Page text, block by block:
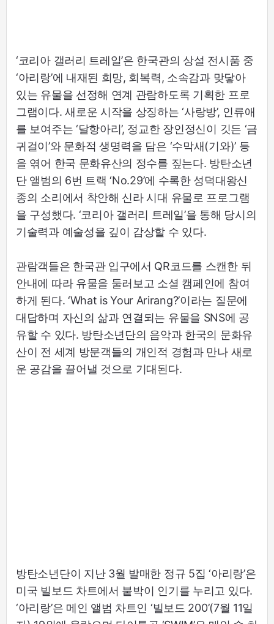
‘코리아 갤러리 트레일’은 한국관의 상설 전시품 중
‘아리랑’에 내재된 희망, 회복력, 소속감과 맞닿아
있는 유물을 선정해 연계 관람하도록 기획한 프로
그램이다. 새로운 시작을 상징하는 ‘사랑방’, 인류애
를 보여주는 ‘달항아리’, 정교한 장인정신이 깃든 ‘금
귀걸이’와 문화적 생명력을 담은 ‘수막새(기와)’ 등
을 엮어 한국 문화유산의 정수를 짚는다. 방탄소년
단 앨범의 6번 트랙 ‘No.29’에 수록한 성덕대왕신
종의 소리에서 착안해 신라 시대 유물로 프로그램
을 구성했다. ‘코리아 갤러리 트레일’을 통해 당시의
기술력과 예술성을 깊이 감상할 수 있다.
관람객들은 한국관 입구에서 QR코드를 스캔한 뒤
안내에 따라 유물을 둘러보고 소셜 캠페인에 참여
하게 된다. ‘What is Your Arirang?’이라는 질문에
대답하며 자신의 삶과 연결되는 유물을 SNS에 공
유할 수 있다. 방탄소년단의 음악과 한국의 문화유
산이 전 세계 방문객들의 개인적 경험과 만나 새로
운 공감을 끌어낼 것으로 기대된다.
방탄소년단이 지난 3월 발매한 정규 5집 ‘아리랑’은
미국 빌보드 차트에서 붙박이 인기를 누리고 있다.
‘아리랑’은 메인 앨범 차트인 ‘빌보드 200’(7월 11일